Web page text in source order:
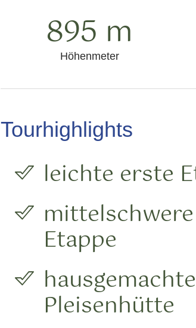
Höhenmeter
895 m
Tourhighlights
leichte erste
Etappe
Pleisenhütte